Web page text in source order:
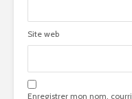
Site web
Enregistrer mon nom,